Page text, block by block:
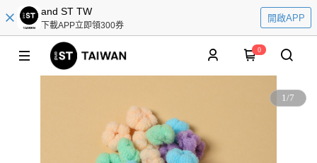
and ST TW
下載APP立即領300券
開啟APP
0
1/7